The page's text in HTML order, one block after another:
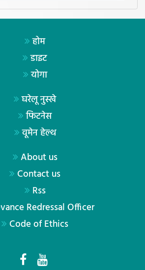
होम
डाइट
योगा
घरेलू नुस्खे
फिटनेस
वूमेन हेल्थ
About us
Contact us
Rss
Redressal Officer
Code of Ethics